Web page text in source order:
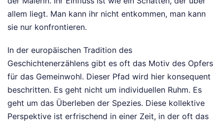
allem liegt. Man kann ihr nicht entkommen, man kann
sie nur konfrontieren.
In der europäischen Tradition des
Geschichtenerzählens gibt es oft das Motiv des Opfers
für das Gemeinwohl. Dieser Pfad wird hier konsequent
beschritten. Es geht nicht um individuellen Ruhm. Es
geht um das Überleben der Spezies. Diese kollektive
Perspektive ist erfrischend in einer Zeit, in der oft das